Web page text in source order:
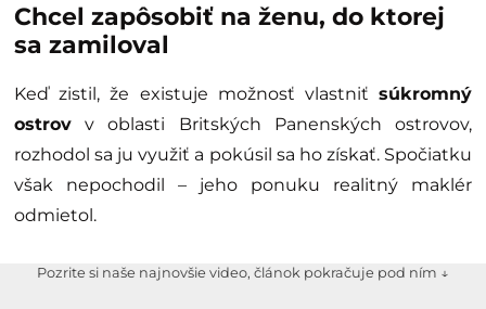
Chcel zapôsobiť na ženu, do ktorej
sa zamiloval
Keď zistil, že existuje možnosť vlastniť súkromný
ostrov v oblasti Britských Panenských ostrovov,
rozhodol sa ju využiť a pokúsil sa ho získať. Spočiatku
však nepochodil – jeho ponuku realitný maklér
odmietol.
Pozrite si naše najnovšie video, článok pokračuje pod ním ↓